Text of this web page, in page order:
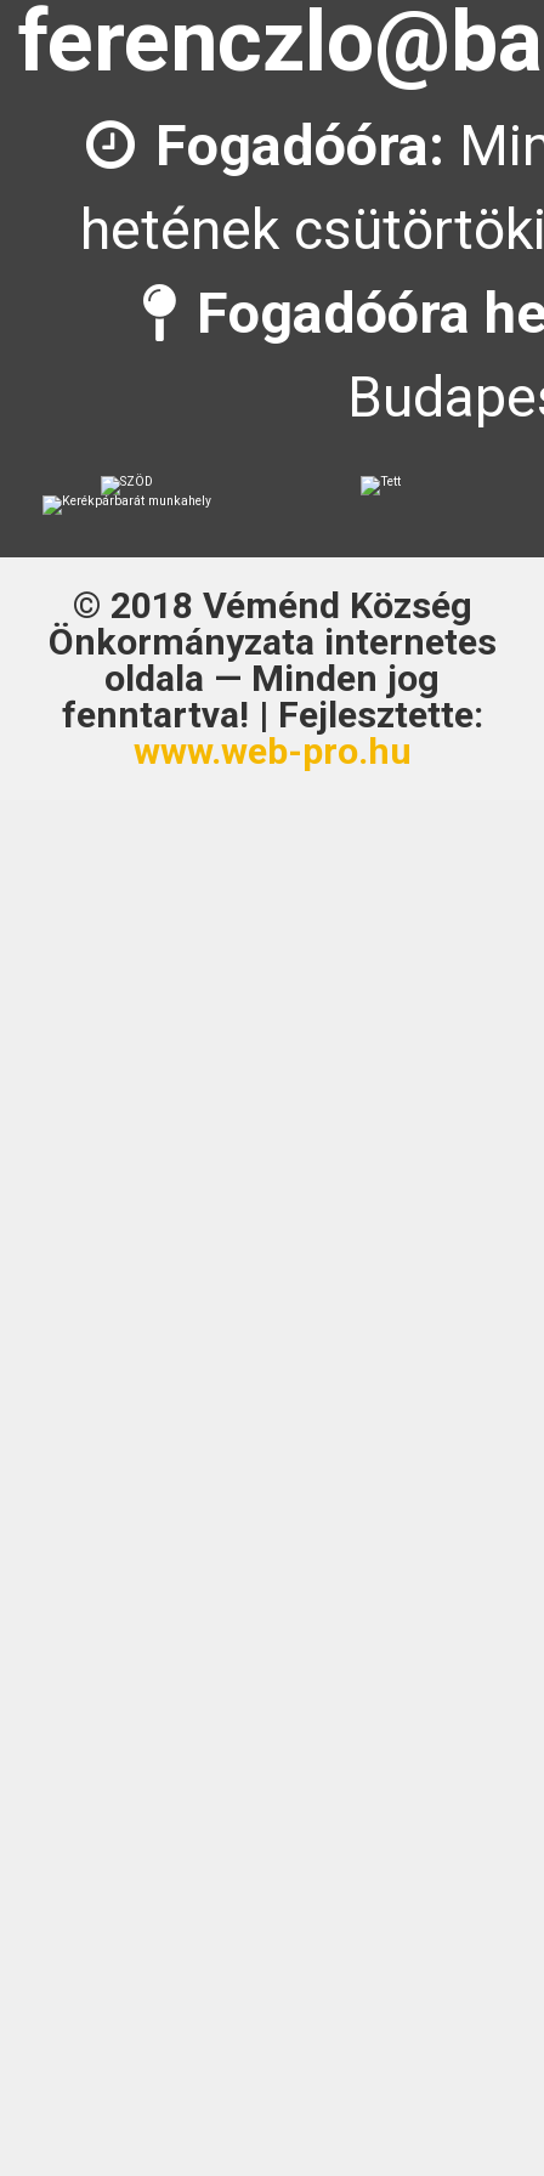
Fogadóóra:
hetének
Fogadóóra
© 2018 Véménd Község
Önkormányzata internetes
oldala — Minden jog
fenntartva! | Fejlesztette:
www.web-pro.hu